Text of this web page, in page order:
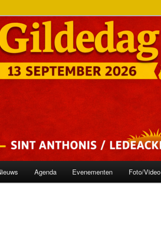
Agenda Evenementen Foto/Video